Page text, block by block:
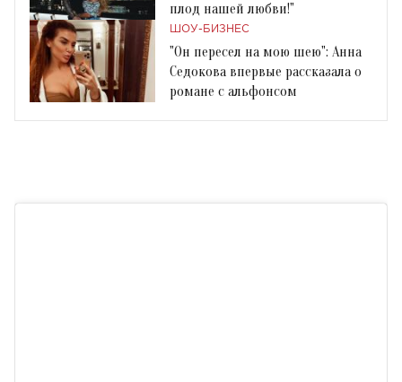
плод нашей любви!"
ШОУ-БИЗНЕС
"Он пересел на мою шею": Анна
Седокова впервые рассказала о
романе с альфонсом